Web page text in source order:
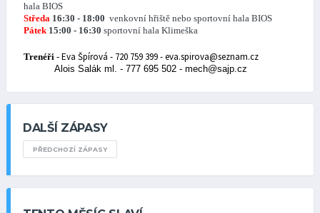
hala BIOS
Středa 16:30 - 18:00 venkovní hřiště nebo sportovní hala BIOS
Pátek 15:00 - 16:30 sportovní hala Klimeška
Trenéři - Eva Špírová - 720 759 399 - eva.spirova@seznam.cz
Alois Salák ml. - 777 695 502 - mech@sajp.cz
DALŠÍ ZÁPASY
PŘEDCHOZÍ ZÁPASY